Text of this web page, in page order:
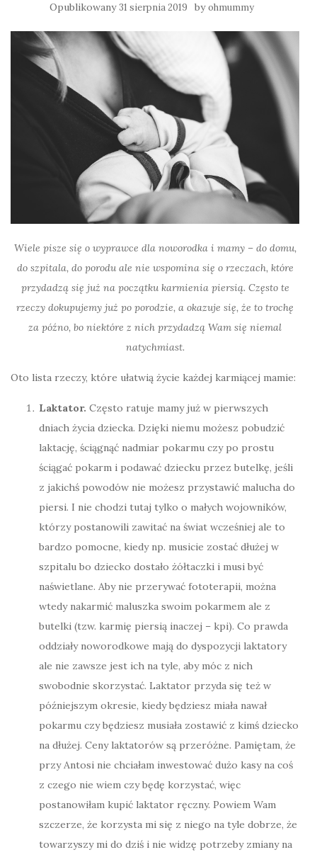
Opublikowany 31 sierpnia 2019 byohmummy
Wiele pisze się o wyprawce dla noworodka i mamy – do domu,
do szpitala, do porodu ale nie wspomina się o rzeczach, które
przydadzą się już na początku karmienia piersią. Często te
rzeczy dokupujemy już po porodzie, a okazuje się, że to trochę
za późno, bo niektóre z nich przydadzą Wam się niemal
natychmiast.
Oto lista rzeczy, które ułatwią życie każdej karmiącej mamie:
Laktator. Często ratuje mamy już w pierwszych
dniach życia dziecka. Dzięki niemu możesz pobudzić
laktację, ściągnąć nadmiar pokarmu czy po prostu
ściągać pokarm i podawać dziecku przez butelkę, jeśli
z jakichś powodów nie możesz przystawić malucha do
piersi. I nie chodzi tutaj tylko o małych wojowników,
którzy postanowili zawitać na świat wcześniej ale to
bardzo pomocne, kiedy np. musicie zostać dłużej w
szpitalu bo dziecko dostało żółtaczki i musi być
naświetlane. Aby nie przerywać fototerapii, można
wtedy nakarmić maluszka swoim pokarmem ale z
butelki (tzw. karmię piersią inaczej – kpi). Co prawda
oddziały noworodkowe mają do dyspozycji laktatory
ale nie zawsze jest ich na tyle, aby móc z nich
swobodnie skorzystać. Laktator przyda się też w
późniejszym okresie, kiedy będziesz miała nawał
pokarmu czy będziesz musiała zostawić z kimś dziecko
na dłużej. Ceny laktatorów są przeróżne. Pamiętam, że
przy Antosi nie chciałam inwestować dużo kasy na coś
z czego nie wiem czy będę korzystać, więc
postanowiłam kupić laktator ręczny. Powiem Wam
szczerze, że korzysta mi się z niego na tyle dobrze, że
towarzyszy mi do dziś i nie widzę potrzeby zmiany na